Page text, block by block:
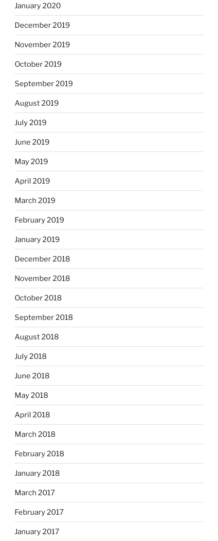
January 2020
December 2019
November 2019
October 2019
September 2019
August 2019
July 2019
June 2019
May 2019
April 2019
March 2019
February 2019
January 2019
December 2018
November 2018
October 2018
September 2018
August 2018
July 2018
June 2018
May 2018
April 2018
March 2018
February 2018
January 2018
March 2017
February 2017
January 2017